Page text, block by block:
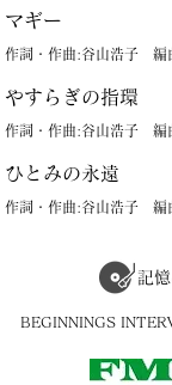
マギー
作詞・作曲:谷山浩子 編
やすらぎの指環
作詞・作曲:谷山浩子 編
ひとみの永遠
作詞・作曲:谷山浩子 編
記
BEGINNINGS